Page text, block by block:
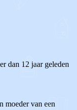
dan 12 jaar geleden
moeder van een